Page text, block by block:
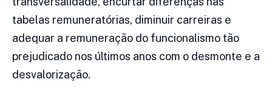
tabelas remuneratórias, diminuir carreiras e
adequar a remuneração do funcionalismo tão
prejudicado nos últimos anos com o desmonte e a
desvalorização.